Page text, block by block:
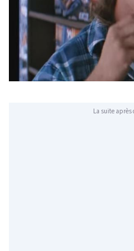
La suite